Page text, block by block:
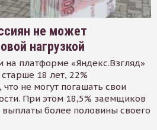
не может
нагрузкой
платформе «Яндекс.Взгляд»
18 лет, 22%
не могут погашать свои
При этом 18,5% заемщиков
более половины своего